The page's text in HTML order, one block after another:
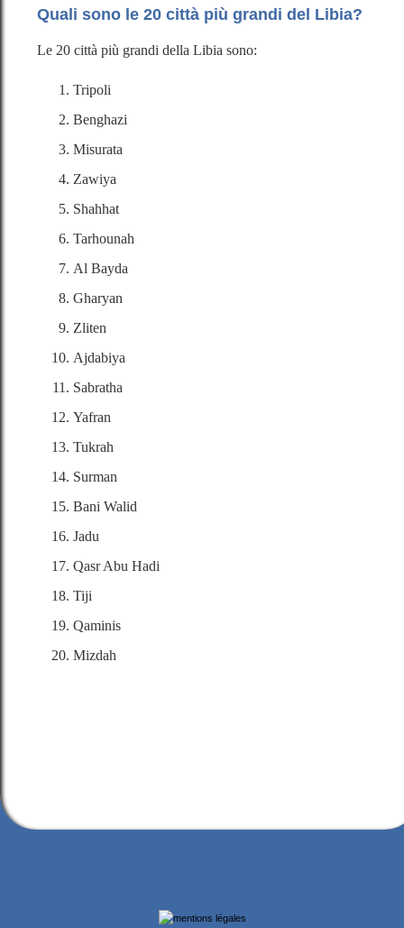
Quali sono le 20 città più grandi del Libia?
Le 20 città più grandi della Libia sono:
Tripoli
Benghazi
Misurata
Zawiya
Shahhat
Tarhounah
Al Bayda
Gharyan
Zliten
Ajdabiya
Sabratha
Yafran
Tukrah
Surman
Bani Walid
Jadu
Qasr Abu Hadi
Tiji
Qaminis
Mizdah